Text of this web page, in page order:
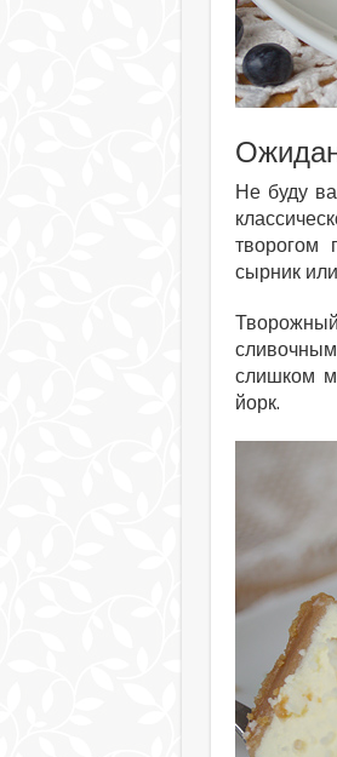
Не буду
творогом
сырник
слишком
йорк.